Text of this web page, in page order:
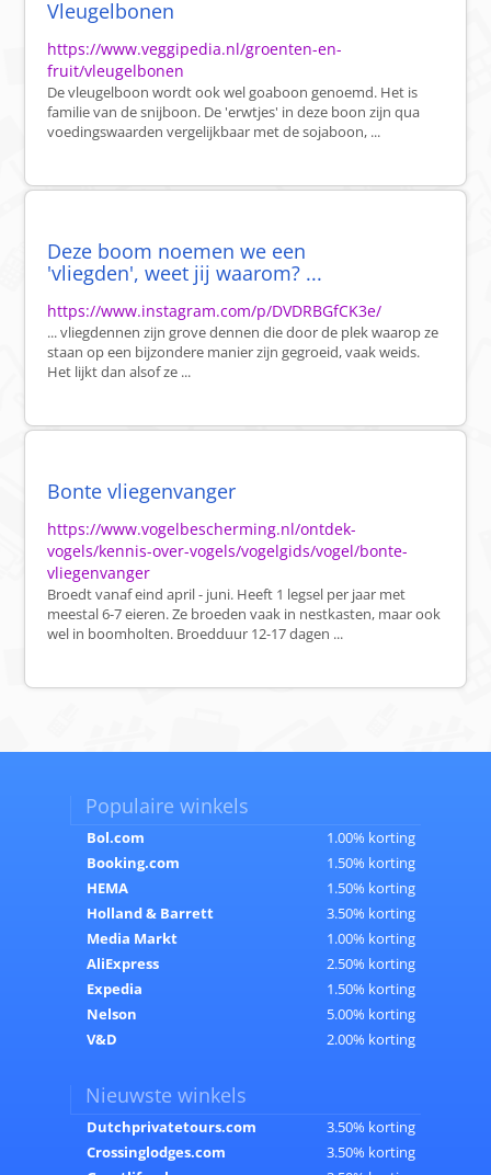
Vleugelbonen
https://www.veggipedia.nl/groenten-en-
fruit/vleugelbonen
De vleugelboon wordt ook wel goaboon genoemd. Het is
familie van de snijboon. De 'erwtjes' in deze boon zijn qua
voedingswaarden vergelijkbaar met de sojaboon, ...
Deze boom noemen we een
'vliegden', weet jij waarom? ...
https://www.instagram.com/p/DVDRBGfCK3e/
... vliegdennen zijn grove dennen die door de plek waarop ze
staan op een bijzondere manier zijn gegroeid, vaak weids.
Het lijkt dan alsof ze ...
Bonte vliegenvanger
https://www.vogelbescherming.nl/ontdek-
vogels/kennis-over-vogels/vogelgids/vogel/bonte-
vliegenvanger
Broedt vanaf eind april - juni. Heeft 1 legsel per jaar met
meestal 6-7 eieren. Ze broeden vaak in nestkasten, maar ook
wel in boomholten. Broedduur 12-17 dagen ...
Populaire winkels
Bol.com
1.00% korting
Booking.com
1.50% korting
HEMA
1.50% korting
Holland & Barrett
3.50% korting
Media Markt
1.00% korting
AliExpress
2.50% korting
Expedia
1.50% korting
Nelson
5.00% korting
V&D
2.00% korting
Nieuwste winkels
Dutchprivatetours.com
3.50% korting
Crossinglodges.com
3.50% korting